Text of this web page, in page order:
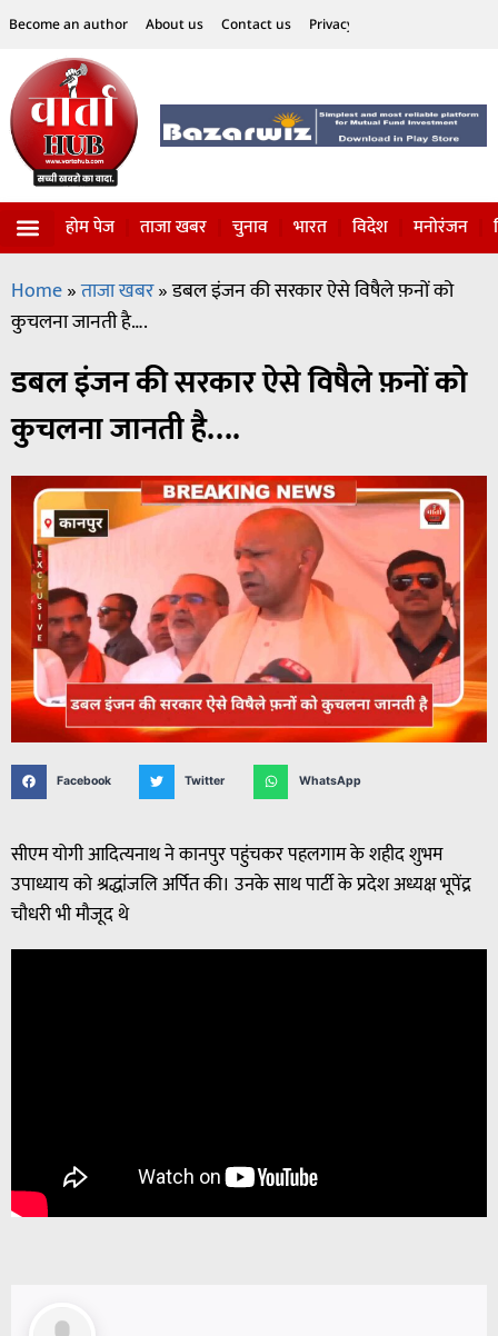
Become an author About us Contact us Privacy Policy
होम पेज ताजा खबर चुनाव भारत विदेश मनोरंजन
Home»ताजा खबर»डबल इंजन की सरकार ऐसे विषैले फ़नों को
कुचलना जानती है….
डबल इंजन की सरकार ऐसे विषैले फ़नों को
कुचलना जानती है….
Facebook Twitter WhatsApp
सीएम योगी आदित्यनाथ ने कानपुर पहुंचकर पहलगाम के शहीद शुभम
उपाध्याय को श्रद्धांजलि अर्पित की। उनके साथ पार्टी के प्रदेश अध्यक्ष भूपेंद्र
चौधरी भी मौजूद थे